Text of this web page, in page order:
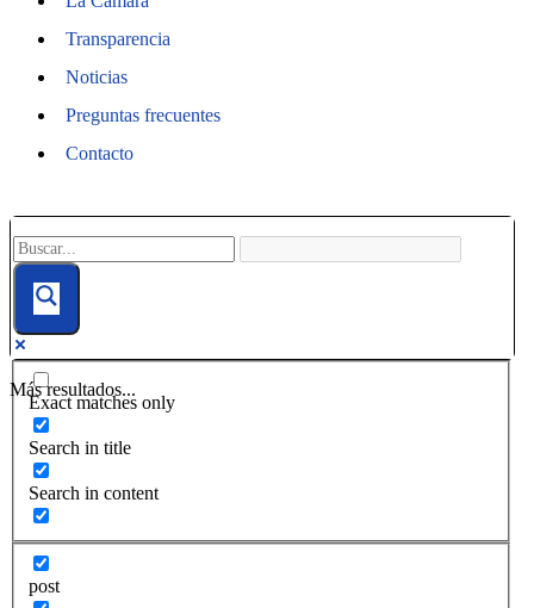
Transparencia
Noticias
Preguntas frecuentes
Contacto
Más resultados...
Exact matches only
Search in title
Search in content
post